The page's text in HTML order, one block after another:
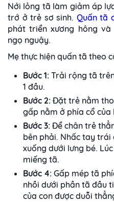
Nới lỏng tã làm giảm áp
trớ ở trẻ sơ sinh. Quấn tã
phát triển xương hông
ngọ nguậy.
Mẹ thực hiện quấn tã theo
Bước 1: Trải rộng tã
1 đầu.
Bước 2: Đặt trẻ nằm
gấp nằm ở phía cổ của
Bước 3: Để chân trẻ
bên phải. Nhấc tay trái
xuống dưới lưng bé.
miếng tã.
Bước 4: Gấp mép tã
nhồi dưới phần tã đầu
của con được duỗi